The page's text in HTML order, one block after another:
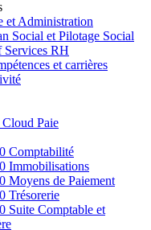
et Administration
Social et Pilotage Social
Services RH
et carrières
Cloud Paie
Comptabilité
Immobilisations
Moyens de Paiement
Trésorerie
Suite Comptable et